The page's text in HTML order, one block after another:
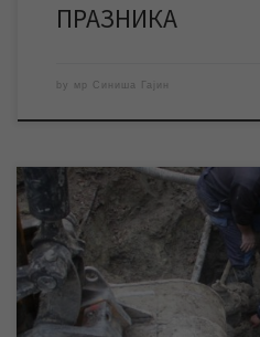
ПРАЗНИКА
by мр Синиша Гајин
У току је санација квара на
водоводне мреже у улици Цара
непредвиђених ситуација,
саниран у наредна 3 сата. Екипе